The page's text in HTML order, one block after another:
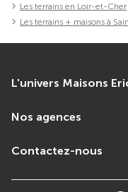
Les terrains en Loir-et-Cher
Les terrains + maisons à
L'univers Maisons
Nos agences
Contactez-nous